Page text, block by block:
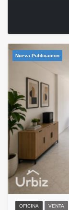
Nueva Publicacion
OFICINA VENTA